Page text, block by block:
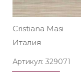
Cristiana Masi
Италия
Артикул: 329071